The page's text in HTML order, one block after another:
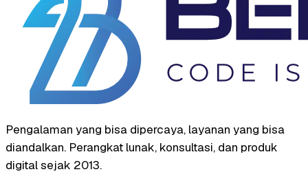
Pengalaman yang bisa dipercaya, layanan yang bisa
diandalkan. Perangkat lunak, konsultasi, dan produk
digital sejak 2013.